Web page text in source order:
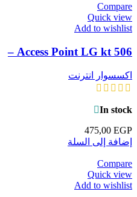
Compare
Quick view
Add to wishlist
Access Point LG kt 506 –
اكسسوار انترنت
In stock
475,00 EGP
إضافة إلى السلة
Compare
Quick view
Add to wishlist